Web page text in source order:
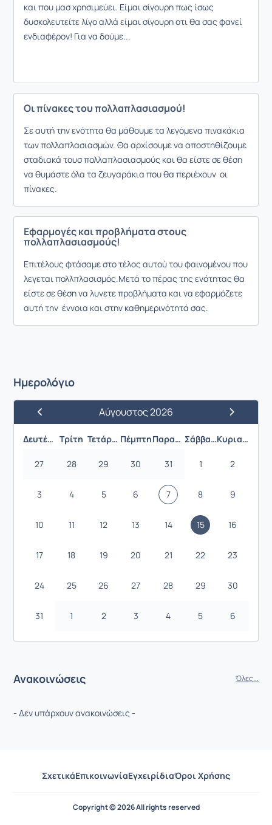
και που μασ χρησιμεύει. Είμαι σίγουρη πως ίσως
δυσκολευτείτε λίγο αλλά είμαι σίγουρη οτι θα σας φανεί
ενδιαφέρον! Για να δούμε...
Οι πίνακες του πολλαπλασιασμού!
Σε αυτή την ενότητα θα μάθουμε τα λεγόμενα πινακάκια
των πολλαπλασιασμών. Θα αρχίσουμε να αποστηθίζουμε
σταδιακά τουσ πολλαπλασιασμούς και θα είστε σε θέση
να θυμάστε όλα τα ζευγαράκια που θα περιέχουν οι
πίνακες.
Εφαρμογές και προβλήματα στους
πολλαπλασιασμούς!
Επιτέλους φτάσαμε στο τέλος αυτού του φαινομένου που
λεγεται πολλπλασισμός.Μετά το πέρας της ενότητας θα
είστε σε θέση να λυνετε προβλήματα και να εφαρμόζετε
αυτή την έννοια και στην καθημερινότητά σας.
Ημερολόγιο
Προηγούμενος ΜήναςΑύγουστος 2026
Επόμενος
Δευτέρα Τρίτη Τετάρτη Πέμπτη Παρασκευή Σάββατο Κυριακή
27 28 29 30 31 1 2
3 4 5 6 7 8 9
10 11 12 13 14 15 16
17 18 19 20 21 22 23
24 25 26 27 28 29 30
31 1 2 3 4 5 6
Ανακοινώσεις Όλες...
- Δεν υπάρχουν ανακοινώσεις -
ΣχετικάΕπικοινωνίαΕγχειρίδιαΌροι Χρήσης
Copyright © 2026 All rights reserved